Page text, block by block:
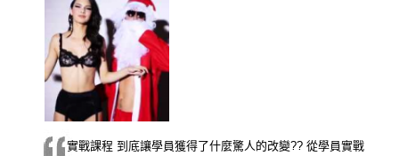
實戰課程 到底讓學員獲得了什麼驚人的改變?? 從學員實戰